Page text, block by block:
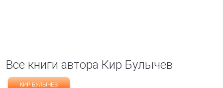
Все книги автора Кир Булычев
КИР БУЛЫЧЕВ